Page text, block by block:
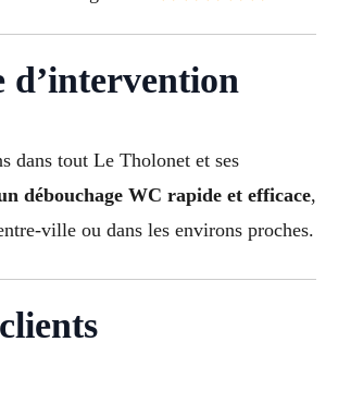
d’intervention
dans tout Le Tholonet et ses
débouchage WC rapide et efficace,
ville ou dans les environs proches.